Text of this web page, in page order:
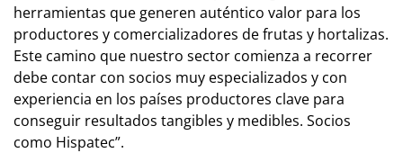
herramientas que generen auténtico valor para los
productores y comercializadores de frutas y hortalizas.
Este camino que nuestro sector comienza a recorrer
debe contar con socios muy especializados y con
experiencia en los países productores clave para
conseguir resultados tangibles y medibles. Socios
como Hispatec”.